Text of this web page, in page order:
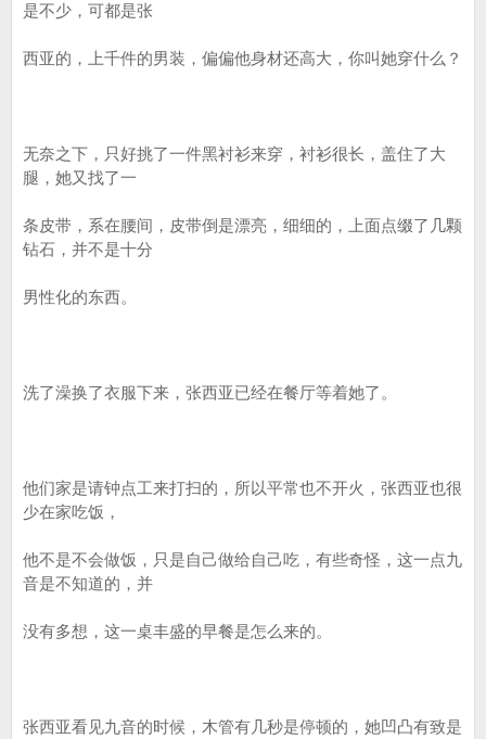
是不少，可都是张
西亚的，上千件的男装，偏偏他身材还高大，你叫她穿什么？
无奈之下，只好挑了一件黑衬衫来穿，衬衫很长，盖住了大
腿，她又找了一
条皮带，系在腰间，皮带倒是漂亮，细细的，上面点缀了几颗
钻石，并不是十分
男性化的东西。
洗了澡换了衣服下来，张西亚已经在餐厅等着她了。
他们家是请钟点工来打扫的，所以平常也不开火，张西亚也很
少在家吃饭，
他不是不会做饭，只是自己做给自己吃，有些奇怪，这一点九
音是不知道的，并
没有多想，这一桌丰盛的早餐是怎么来的。
张西亚看见九音的时候，木管有几秒是停顿的，她凹凸有致是